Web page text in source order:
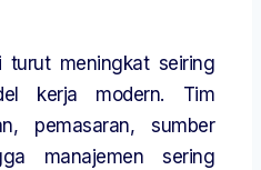
turut meningkat seiring
kerja modern. Tim
pemasaran, sumber
manajemen sering